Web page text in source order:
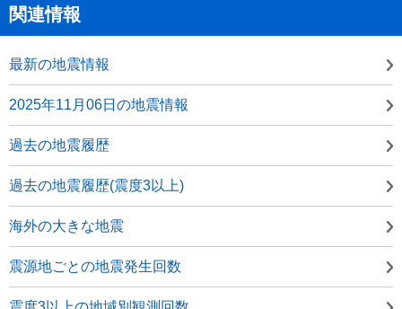
関連情報
最新の地震情報
2025年11月06日の地震情報
過去の地震履歴
過去の地震履歴(震度3以上)
海外の大きな地震
震源地ごとの地震発生回数